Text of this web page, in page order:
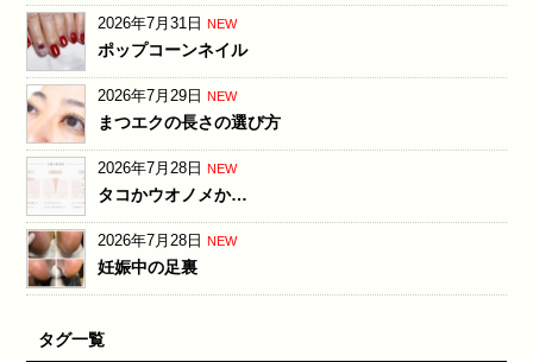
2026年7月31日 NEW
ポップコーンネイル
2026年7月29日 NEW
まつエクの長さの選び方
2026年7月28日 NEW
タコかウオノメか…
2026年7月28日 NEW
妊娠中の足裏
タグ一覧